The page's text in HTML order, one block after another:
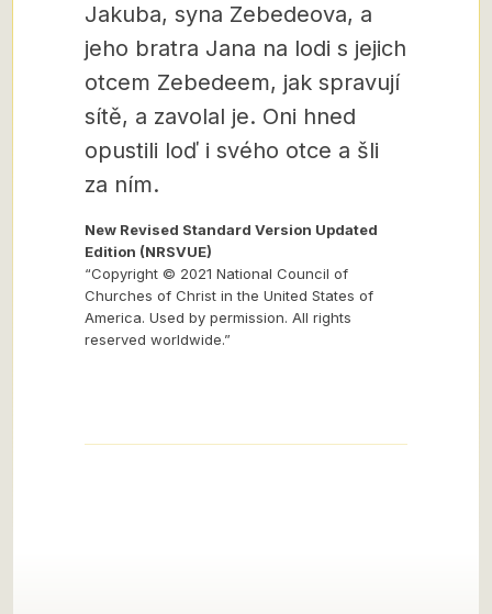
Jakuba, syna Zebedeova, a
jeho bratra Jana na lodi s jejich
otcem Zebedeem, jak spravují
sítě, a zavolal je. Oni hned
opustili loď i svého otce a šli
za ním.
New Revised Standard Version Updated
Edition (NRSVUE)
“Copyright © 2021 National Council of
Churches of Christ in the United States of
America. Used by permission. All rights
reserved worldwide.”